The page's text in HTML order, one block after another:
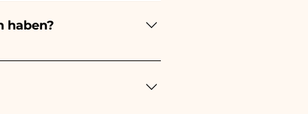
haben?
je nach Art der
wird es weiß sein -